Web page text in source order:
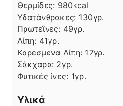
Θερμίδες: 980kcal
Υδατάνθρακες: 130γρ.
Πρωτεΐνες: 49γρ.
Λίπη
Λίπη: 41γρ.
Κορεσμένα Λίπη: 17γρ.
Σάκχαρα: 2γρ.
Φυτικές ίνες: 1γρ.
Υλικά